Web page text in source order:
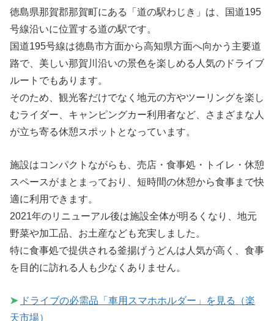
徳島県那賀郡那賀町にある「道の駅わじき」は、国道195
号線沿いに位置する道の駅です。
国道195号線は徳島市方面から高知県方面へ向かう主要道
路で、美しい那賀川沿いの景色を楽しめる人気のドライブ
ルートでもあります。
そのため、観光客だけでなく地元の方やツーリングを楽し
むライダー、キャンピングカー利用者など、さまざまな人
が立ち寄る休憩スポットとなっています。
施設はコンパクトながらも、売店・食事処・トイレ・休憩
スペースがまとまっており、短時間の休憩から食事まで快
適に利用できます。
2021年のリニューアル後は施設全体が明るくなり、地元
野菜や加工品、お土産なども充実しました。
特に食事処で提供される釜揚げうどんは人気が高く、食事
を目的に訪れる人も少なくありません。
➤ ドライブの必需品「車用スマホホルダー」を見る（楽
天市場）